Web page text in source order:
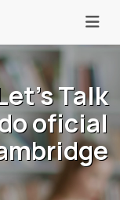
menu
Talk
oficial